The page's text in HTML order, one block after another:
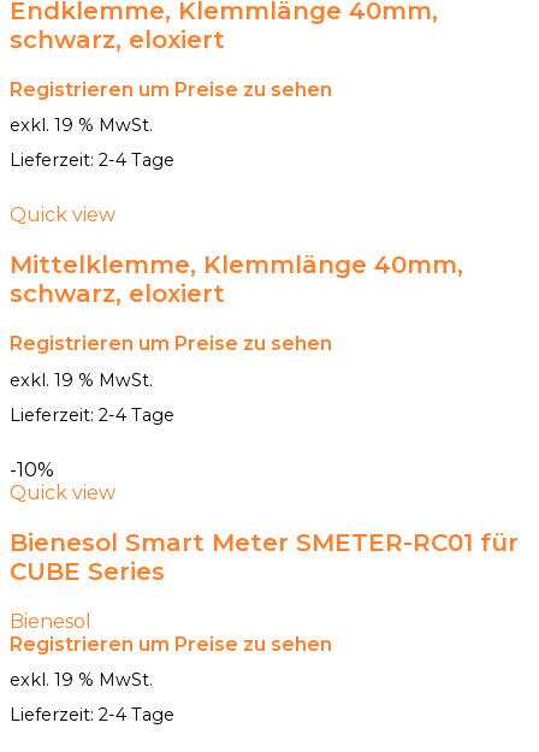
Endklemme, Klemmlänge 40mm,
schwarz, eloxiert
Registrieren um Preise zu sehen
exkl. 19 % MwSt.
Lieferzeit: 2-4 Tage
Quick view
Mittelklemme, Klemmlänge 40mm,
schwarz, eloxiert
Registrieren um Preise zu sehen
exkl. 19 % MwSt.
Lieferzeit: 2-4 Tage
-10%
Quick view
Bienesol Smart Meter SMETER-RC01 für
CUBE Series
Bienesol
Registrieren um Preise zu sehen
exkl. 19 % MwSt.
Lieferzeit: 2-4 Tage